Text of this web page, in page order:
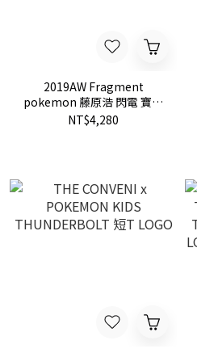
2019AW Fragment
pokemon 藤原浩 閃電 寶可
夢 LOGO_A TEE 現貨 短T
NT$4,280